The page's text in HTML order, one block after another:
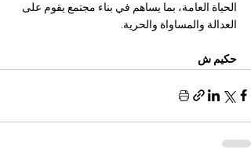
الحياة العامة، بما يساهم في بناء مجتمع يقوم على
العدالة والمساواة والحرية.
حكيم ش